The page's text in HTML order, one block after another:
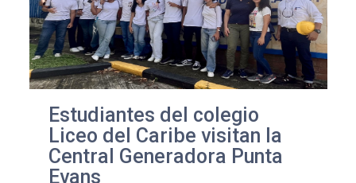
Estudiantes del colegio
Liceo del Caribe visitan la
Central Generadora Punta
Evans